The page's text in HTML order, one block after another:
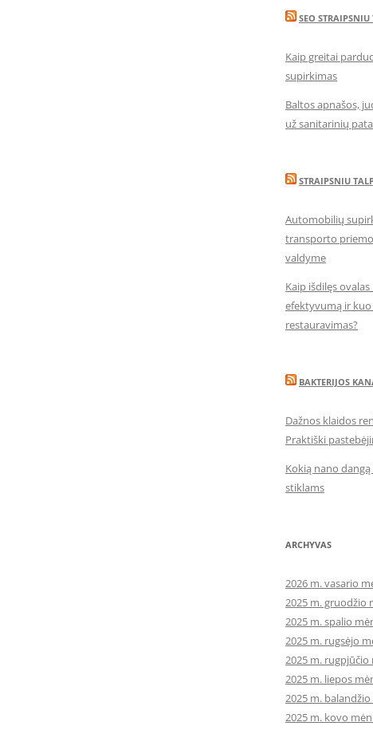
SEO
Kaip greitai
supirkimas
Baltos apnašos,
už sanitarinių
STRAIPSNIU
Automobilių
transporto
valdyme
Kaip išdilęs
efektyvumą ir
restauravimas?
BAKTERIJOS
Dažnos klaidos
Praktiški
Kokią nano
stiklams
ARCHYVAS
2026 m. vasario
2025 m. gruodžio
2025 m. spalio
2025 m. rugsėjo
2025 m. rugpjūčio
2025 m. liepos
2025 m.
2025 m. kovo